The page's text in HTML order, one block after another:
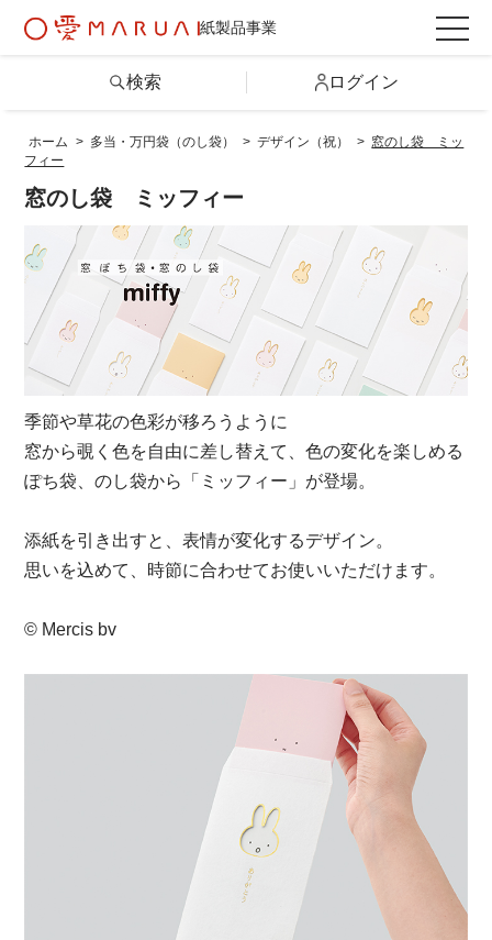
紙製品事業
製品情報トップ
カテゴリから探す
シリーズから探す
お問い合わせ
検索 ログイン
ホーム > 多当・万円袋（のし袋） > デザイン（祝） > 窓のし袋 ミッ
フィー
窓のし袋 ミッフィー
季節や草花の色彩が移ろうように
窓から覗く色を自由に差し替えて、色の変化を楽しめる
ぽち袋、のし袋から「ミッフィー」が登場。
添紙を引き出すと、表情が変化するデザイン。
思いを込めて、時節に合わせてお使いいただけます。
© Mercis bv